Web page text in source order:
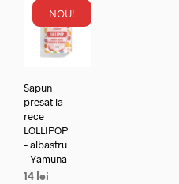
NOU!
Sapun
presat la
rece
LOLLIPOP
– albastru
– Yamuna
14 lei